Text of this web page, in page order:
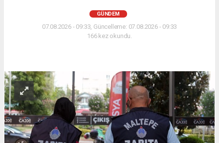
GÜNDEM
07.08.2026 - 09:33, Güncelleme: 07.08.2026 - 09:33
166 kez okundu.